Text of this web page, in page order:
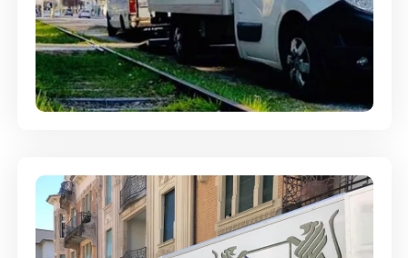
Ein- und Auspackservice